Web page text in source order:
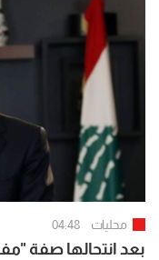
محليات 04:48
بعد انتحالها صفة